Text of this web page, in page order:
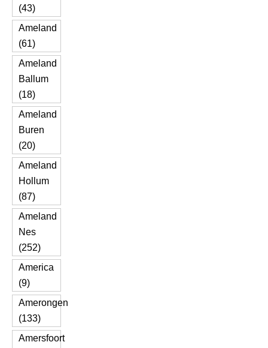
(43)
Ameland
(61)
Ameland
Ballum
(18)
Ameland
Buren
(20)
Ameland
Hollum
(87)
Ameland
Nes
(252)
America
(9)
Amerongen
(133)
Amersfoort